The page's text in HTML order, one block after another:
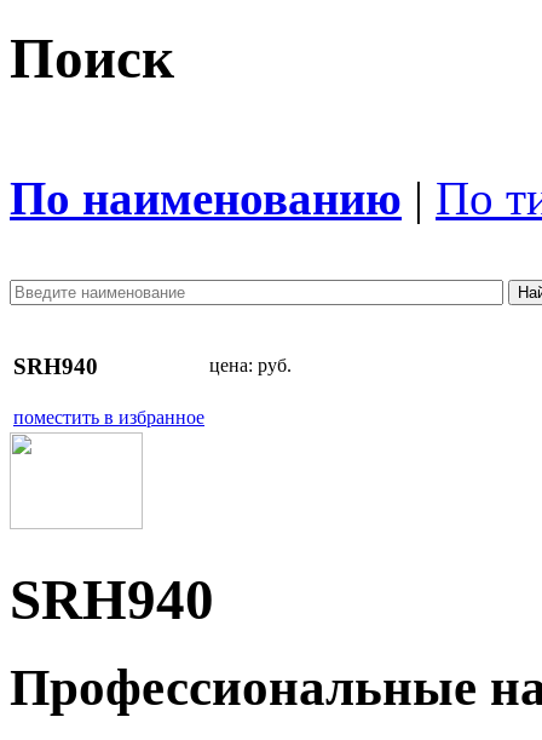
Поиск
По наименованию | По
SRH940 цена: руб.
поместить в избранное
SRH940
Профессиональные